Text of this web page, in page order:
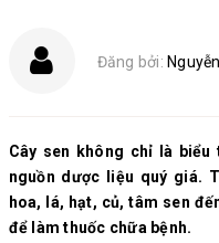
Đăng bởi:
Cây sen không chỉ là
nguồn dược liệu quý giá.
hoa, lá, hạt, củ, tâm sen
để làm thuốc chữa bệnh.